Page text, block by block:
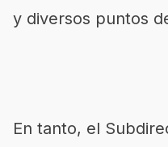
y diversos puntos
En tanto, el